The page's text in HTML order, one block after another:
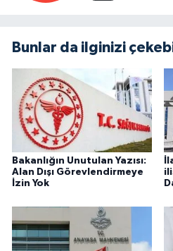
Bunlar da ilginizi
Bakanlığın Unutulan Yazısı:
Alan Dışı Görevlendirmeye
İzin Yok